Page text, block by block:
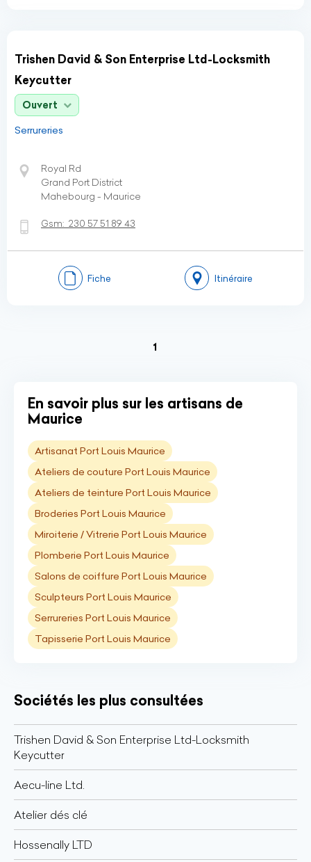
Trishen David & Son Enterprise Ltd-Locksmith
Keycutter
Ouvert
Serrureries
Royal Rd
Grand Port District
Mahebourg - Maurice
Gsm: 230 57 51 89 43
Fiche Itinéraire
1
En savoir plus sur les artisans de
Maurice
Artisanat Port Louis Maurice
Ateliers de couture Port Louis Maurice
Ateliers de teinture Port Louis Maurice
Broderies Port Louis Maurice
Miroiterie / Vitrerie Port Louis Maurice
Plomberie Port Louis Maurice
Salons de coiffure Port Louis Maurice
Sculpteurs Port Louis Maurice
Serrureries Port Louis Maurice
Tapisserie Port Louis Maurice
Sociétés les plus consultées
Trishen David & Son Enterprise Ltd-Locksmith
Keycutter
Aecu-line Ltd.
Atelier dés clé
Hossenally LTD